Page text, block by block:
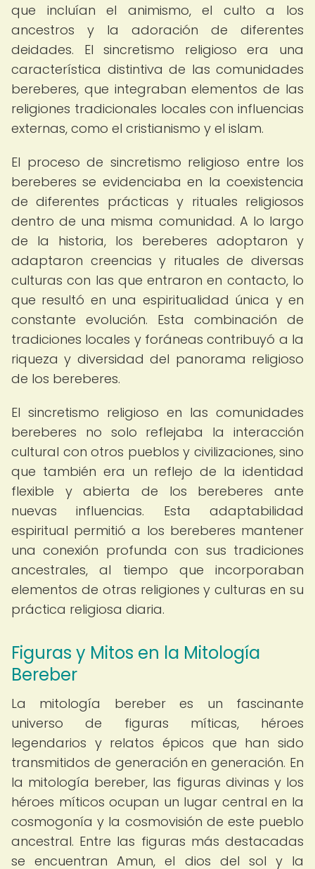
que incluían el animismo, el culto a los
ancestros y la adoración de diferentes
deidades. El sincretismo religioso era una
característica distintiva de las comunidades
bereberes, que integraban elementos de las
religiones tradicionales locales con influencias
externas, como el cristianismo y el islam.
El proceso de sincretismo religioso entre los
bereberes se evidenciaba en la coexistencia
de diferentes prácticas y rituales religiosos
dentro de una misma comunidad. A lo largo
de la historia, los bereberes adoptaron y
adaptaron creencias y rituales de diversas
culturas con las que entraron en contacto, lo
que resultó en una espiritualidad única y en
constante evolución. Esta combinación de
tradiciones locales y foráneas contribuyó a la
riqueza y diversidad del panorama religioso
de los bereberes.
El sincretismo religioso en las comunidades
bereberes no solo reflejaba la interacción
cultural con otros pueblos y civilizaciones, sino
que también era un reflejo de la identidad
flexible y abierta de los bereberes ante
nuevas influencias. Esta adaptabilidad
espiritual permitió a los bereberes mantener
una conexión profunda con sus tradiciones
ancestrales, al tiempo que incorporaban
elementos de otras religiones y culturas en su
práctica religiosa diaria.
Figuras y Mitos en la Mitología
Bereber
La mitología bereber es un fascinante
universo de figuras míticas, héroes
legendarios y relatos épicos que han sido
transmitidos de generación en generación. En
la mitología bereber, las figuras divinas y los
héroes míticos ocupan un lugar central en la
cosmogonía y la cosmovisión de este pueblo
ancestral. Entre las figuras más destacadas
se encuentran Amun, el dios del sol y la